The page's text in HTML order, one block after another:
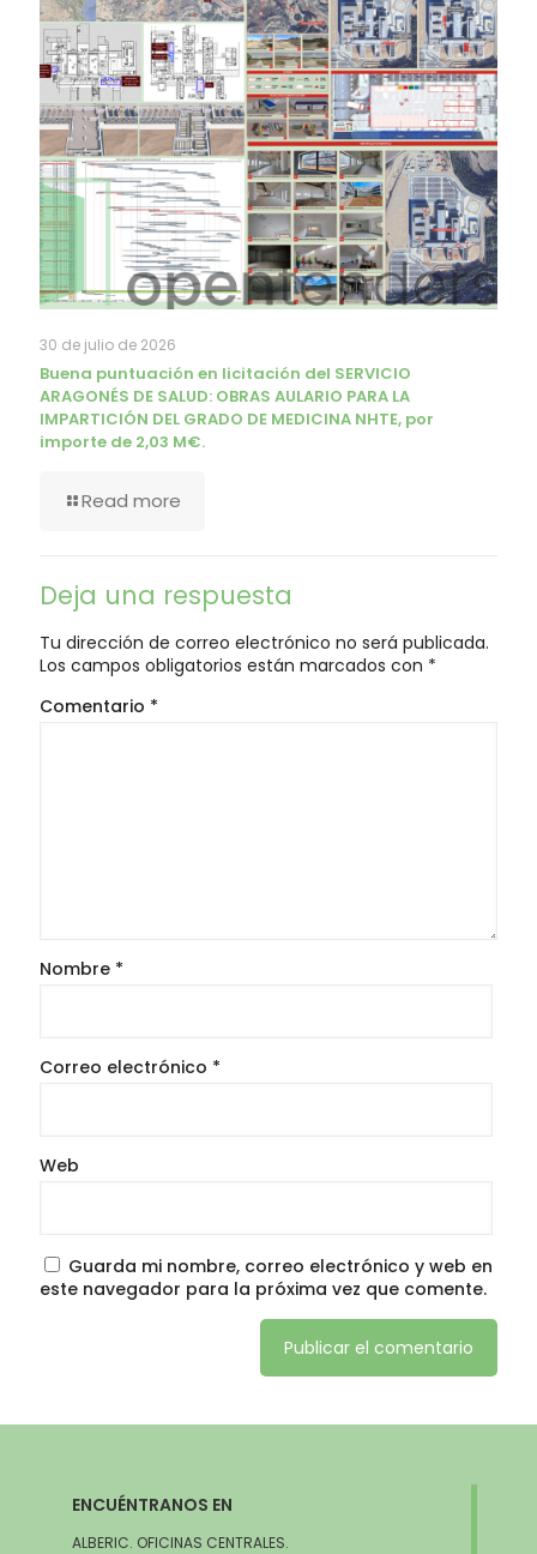
30 de julio de 2026
Buena puntuación en licitación del SERVICIO
ARAGONÉS DE SALUD: OBRAS AULARIO PARA LA
IMPARTICIÓN DEL GRADO DE MEDICINA NHTE, por
importe de 2,03 M€.
Read more
Deja una respuesta
Tu dirección de correo electrónico no será publicada.
Los campos obligatorios están marcados con *
Comentario *
Nombre *
Correo electrónico *
Web
Guarda mi nombre, correo electrónico y web en
este navegador para la próxima vez que comente.
ENCUÉNTRANOS EN
ALBERIC. OFICINAS CENTRALES.